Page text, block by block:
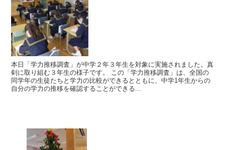
本日「学力推移調査」が中学２年３年生を対象に実施されました。真
剣に取り組む３年生の様子です。 この「学力推移調査」は、全国の
同学年の生徒たちと学力の比較ができるとともに、中学1年生からの
自分の学力の推移を確認することができる...